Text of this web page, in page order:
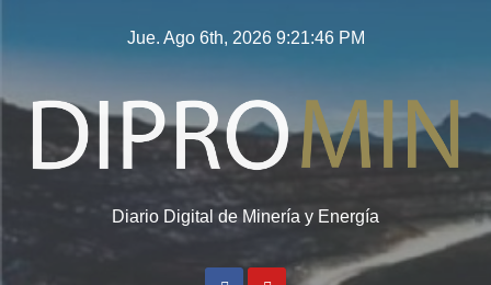
Jue. Ago 6th, 2026 9:21:47 PM
Diario Digital de Minería y Energía